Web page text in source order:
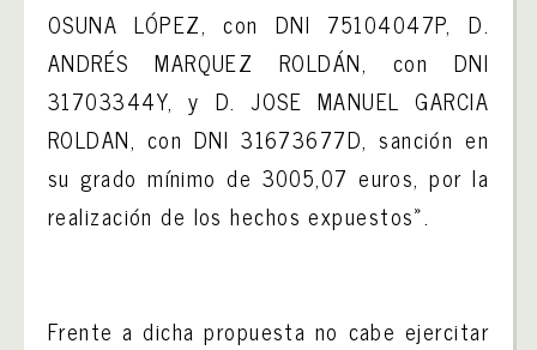
OSUNA LÓPEZ, con DNI 75104047P, D.
ANDRÉS MARQUEZ ROLDÁN, con DNI
31703344Y, y D. JOSE MANUEL GARCIA
ROLDAN, con DNI 31673677D, sanción en
su grado mínimo de 3005,07 euros, por la
realización de los hechos expuestos».
Frente a dicha propuesta no cabe ejercitar